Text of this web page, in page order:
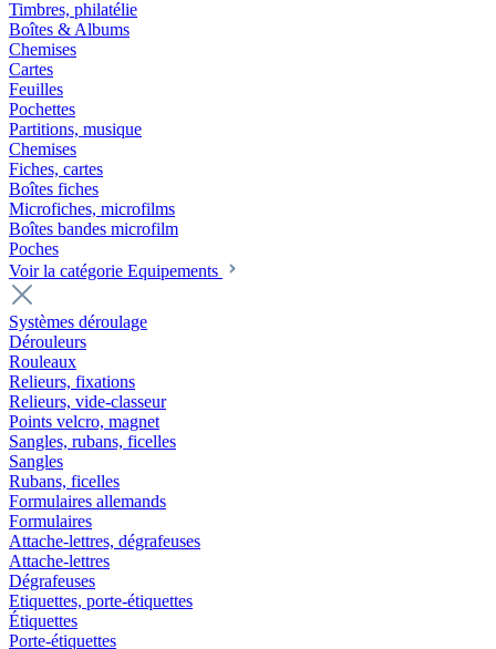
Timbres, philatélie
Boîtes & Albums
Chemises
Cartes
Feuilles
Pochettes
Partitions, musique
Chemises
Fiches, cartes
Boîtes fiches
Microfiches, microfilms
Boîtes bandes microfilm
Poches
Voir la catégorie Equipements
Systèmes déroulage
Dérouleurs
Rouleaux
Relieurs, fixations
Relieurs, vide-classeur
Points velcro, magnet
Sangles, rubans, ficelles
Sangles
Rubans, ficelles
Formulaires allemands
Formulaires
Attache-lettres, dégrafeuses
Attache-lettres
Dégrafeuses
Etiquettes, porte-étiquettes
Étiquettes
Porte-étiquettes